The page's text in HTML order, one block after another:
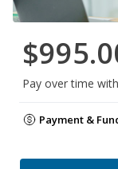
Pay over time with
Payment &